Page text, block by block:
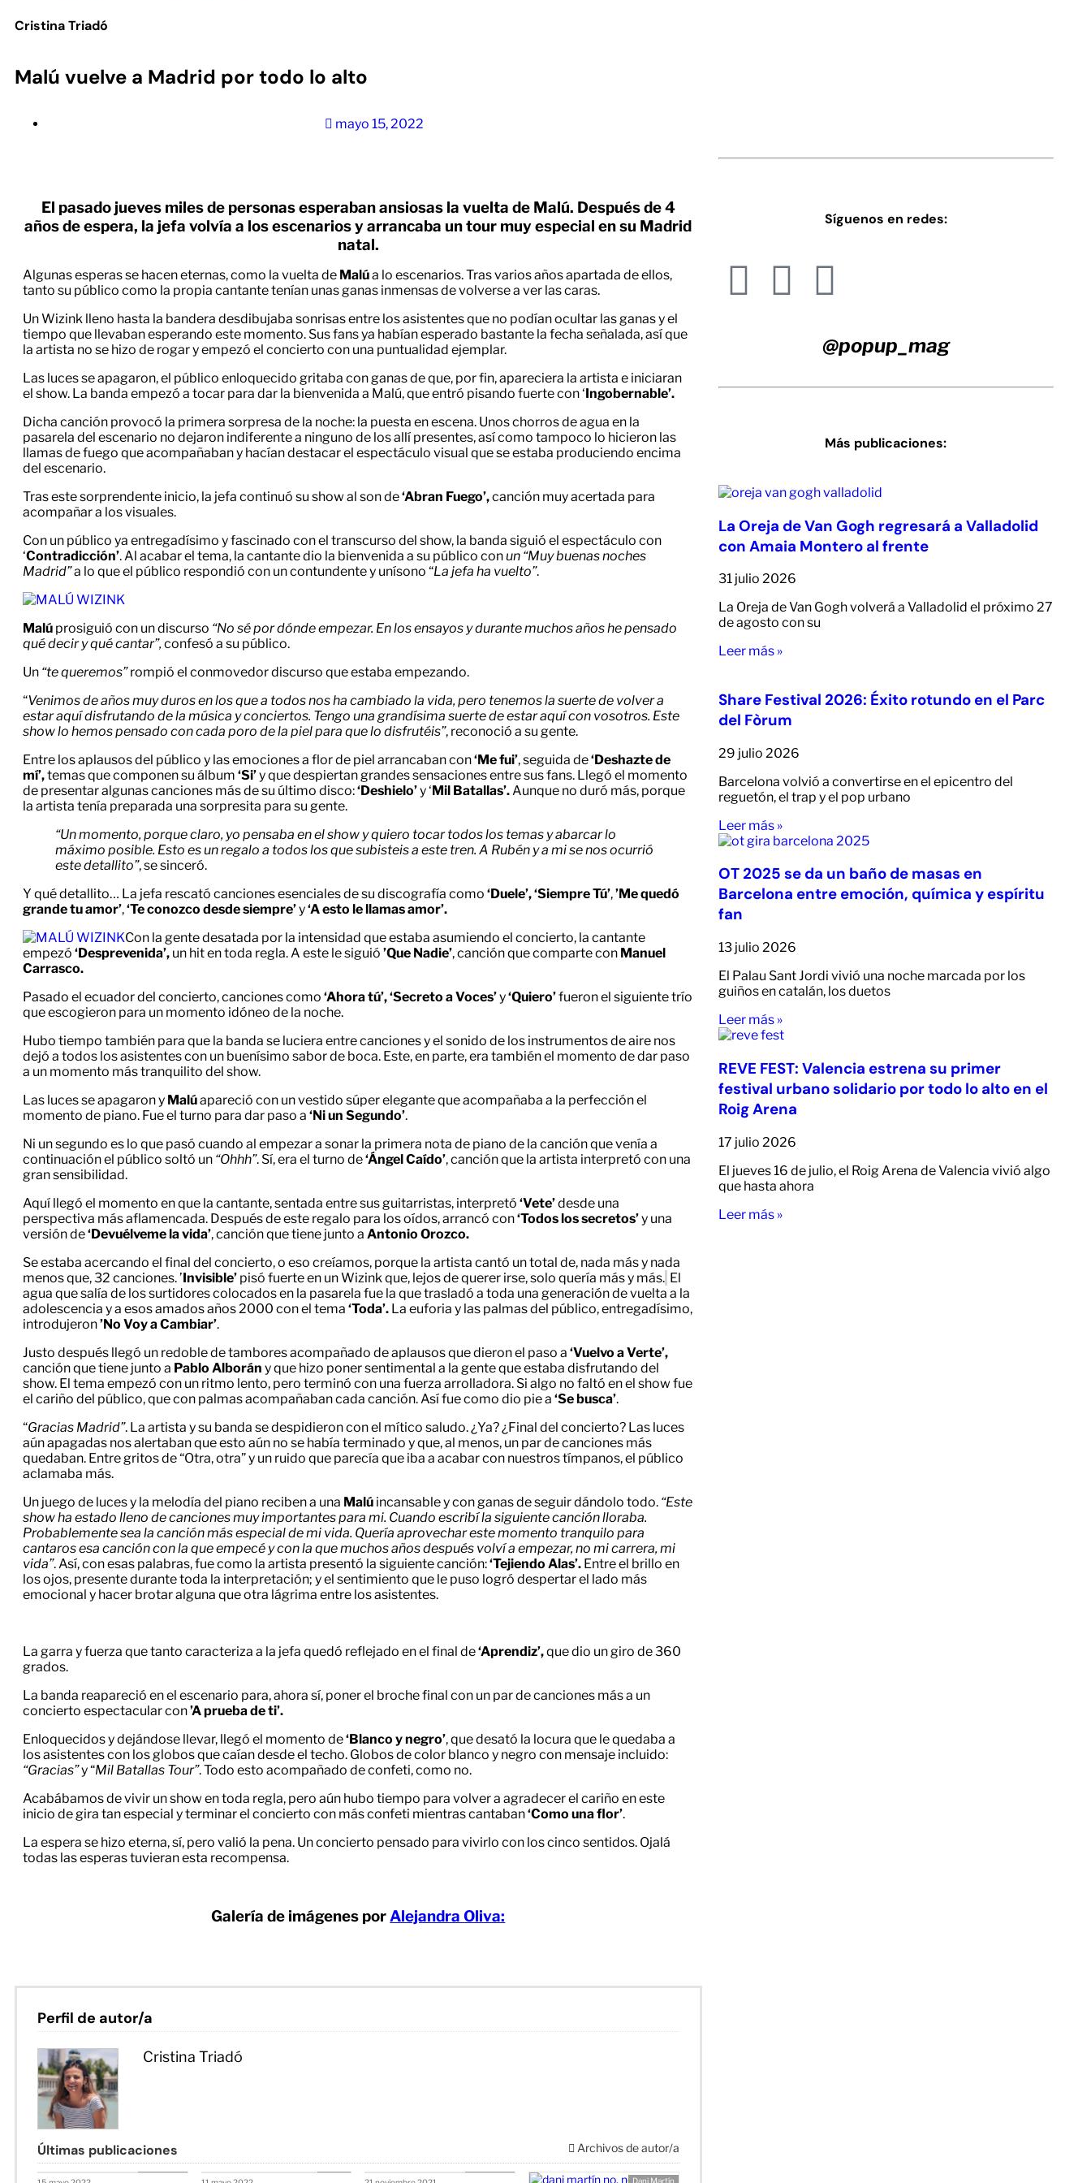
Cristina Triadó
Malú vuelve a Madrid por todo lo alto
mayo 15, 2022
El pasado jueves miles de personas esperaban ansiosas la vuelta de Malú. Después de 4
años de espera, la jefa volvía a los escenarios y arrancaba un tour muy especial en su Madrid
natal.
Algunas esperas se hacen eternas, como la vuelta de Malúa lo escenarios. Tras varios años apartada de ellos,
tanto su público como la propia cantante tenían unas ganas inmensas de volverse a ver las caras.
Un Wizink lleno hasta la bandera desdibujaba sonrisas entre los asistentes que no podían ocultar las ganas y el
tiempo que llevaban esperando este momento. Sus fans ya habían esperado bastante la fecha señalada, así que
la artista no se hizo de rogar y empezó el concierto con una puntualidad ejemplar.
Las luces se apagaron, el público enloquecido gritaba con ganas de que, por fin, apareciera la artista e iniciaran
el show. La banda empezó a tocar para dar la bienvenida a Malú, que entró pisando fuerte con ‘Ingobernable’.
Dicha canción provocó la primera sorpresa de la noche: la puesta en escena. Unos chorros de agua en la
pasarela del escenario no dejaron indiferente a ninguno de los allí presentes, así como tampoco lo hicieron las
llamas de fuego que acompañaban y hacían destacar el espectáculo visual que se estaba produciendo encima
del escenario.
Tras este sorprendente inicio, la jefa continuó su show al son de‘Abran Fuego’,canción muy acertada para
acompañar a los visuales.
Con un público ya entregadísimo y fascinado con el transcurso del show, la banda siguió el espectáculo con
‘Contradicción’. Al acabar el tema, la cantante dio la bienvenida a su público conun “Muy buenas noches
Madrid”a lo que el público respondió con un contundente y unísono “La jefa ha vuelto”.
Malú prosiguió con un discurso “No sé por dónde empezar. En los ensayos y durante muchos años he pensado
qué decir y qué cantar”,confesó a su público.
Un “te queremos”rompió el conmovedor discurso que estaba empezando.
“Venimos de años muy duros en los que a todos nos ha cambiado la vida, pero tenemos la suerte de volver a
estar aquí disfrutando de la música y conciertos. Tengo una grandísima suerte de estar aquí con vosotros. Este
show lo hemos pensado con cada poro de la piel para que lo disfrutéis”, reconoció a su gente.
Entre los aplausos del público y las emociones a flor de piel arrancaban con‘Me fui’, seguida de‘Deshazte de
mí’,temas que componen su álbum ‘Si’y que despiertan grandes sensaciones entre sus fans. Llegó el momento
de presentar algunas canciones más de su último disco:‘Deshielo’y ‘Mil Batallas’. Aunque no duró más, porque
la artista tenía preparada una sorpresita para su gente.
“Un momento, porque claro, yo pensaba en el show y quiero tocar todos los temas y abarcar lo
máximo posible. Esto es un regalo a todos los que subisteis a este tren. A Rubén y a mi se nos ocurrió
este detallito”, se sinceró.
Y qué detallito… La jefa rescató canciones esenciales de su discografía como ‘Duele’,‘Siempre Tú’,’Me quedó
grande tu amor’,‘Te conozco desde siempre’y‘A esto le llamas amor’.
Con la gente desatada por la intensidad que estaba asumiendo el concierto, la cantante
empezó ‘Desprevenida’, un hit en toda regla. A este le siguió ’Que Nadie’, canción que comparte con Manuel
Carrasco.
Pasado el ecuador del concierto, canciones como ‘Ahora tú’, ‘Secreto a Voces’y‘Quiero’fueron el siguiente trío
que escogieron para un momento idóneo de la noche.
Hubo tiempo también para que la banda se luciera entre canciones y el sonido de los instrumentos de aire nos
dejó a todos los asistentes con un buenísimo sabor de boca. Este, en parte, era también el momento de dar paso
a un momento más tranquilito del show.
Las luces se apagaron y Malúapareció con un vestido súper elegante que acompañaba a la perfección el
momento de piano. Fue el turno para dar paso a ‘Ni un Segundo’.
Ni un segundo es lo que pasó cuando al empezar a sonar la primera nota de piano de la canción que venía a
continuación el público soltó un “Ohhh”. Sí, era el turno de‘Ángel Caído’, canción que la artista interpretó con una
gran sensibilidad.
Aquí llegó el momento en que la cantante, sentada entre sus guitarristas, interpretó ‘Vete’desde una
perspectiva más aflamencada. Después de este regalo para los oídos, arrancó con‘Todos los secretos’y una
versión de‘Devuélveme la vida’, canción que tiene junto a Antonio Orozco.
Se estaba acercando el final del concierto, o eso creíamos, porque la artista cantó un total de, nada más y nada
menos que, 32 canciones. ’Invisible’ pisó fuerte en un Wizink que, lejos de querer irse, solo quería más y más. El
agua que salía de los surtidores colocados en la pasarela fue la que trasladó a toda una generación de vuelta a la
adolescencia y a esos amados años 2000 con el tema ‘Toda’. La euforia y las palmas del público, entregadísimo,
introdujeron’No Voy a Cambiar’.
Justo después llegó un redoble de tambores acompañado de aplausos que dieron el paso a ‘Vuelvo a Verte’,
canción que tiene junto a Pablo Alborán y que hizo poner sentimental a la gente que estaba disfrutando del
show. El tema empezó con un ritmo lento, pero terminó con una fuerza arrolladora. Si algo no faltó en el show fue
el cariño del público, que con palmas acompañaban cada canción. Así fue como dio pie a ‘Se busca’.
“Gracias Madrid”. La artista y su banda se despidieron con el mítico saludo. ¿Ya? ¿Final del concierto? Las luces
aún apagadas nos alertaban que esto aún no se había terminado y que, al menos, un par de canciones más
quedaban. Entre gritos de “Otra, otra” y un ruido que parecía que iba a acabar con nuestros tímpanos, el público
aclamaba más.
Un juego de luces y la melodía del piano reciben a una Malú incansable y con ganas de seguir dándolo todo. “Este
show ha estado lleno de canciones muy importantes para mi. Cuando escribí la siguiente canción lloraba.
Probablemente sea la canción más especial de mi vida. Quería aprovechar este momento tranquilo para
cantaros esa canción con la que empecé y con la que muchos años después volví a empezar, no mi carrera, mi
vida”. Así, con esas palabras, fue como la artista presentó la siguiente canción:‘Tejiendo Alas’. Entre el brillo en
los ojos, presente durante toda la interpretación; y el sentimiento que le puso logró despertar el lado más
emocional y hacer brotar alguna que otra lágrima entre los asistentes.
La garra y fuerza que tanto caracteriza a la jefa quedó reflejado en el final de‘Aprendiz’,que dio un giro de 360
grados.
La banda reapareció en el escenario para, ahora sí, poner el broche final con un par de canciones más a un
concierto espectacular con’A prueba de ti’.
Enloquecidos y dejándose llevar, llegó el momento de‘Blanco y negro’, que desató la locura que le quedaba a
los asistentes con los globos que caían desde el techo. Globos de color blanco y negro con mensaje incluido:
“Gracias”y “Mil Batallas Tour”. Todo esto acompañado de confeti, como no.
Acabábamos de vivir un show en toda regla, pero aún hubo tiempo para volver a agradecer el cariño en este
inicio de gira tan especial y terminar el concierto con más confeti mientras cantaban‘Como una flor’.
La espera se hizo eterna, sí, pero valió la pena. Un concierto pensado para vivirlo con los cinco sentidos. Ojalá
todas las esperas tuvieran esta recompensa.
Galería de imágenes porAlejandra Oliva:
Perfil de autor/a
Cristina Triadó
Últimas publicaciones Archivos de autor/a
Conciertos
Galería
Conciertos
Dani Martín
Síguenos en redes:
@popup_mag
Más publicaciones:
La Oreja de Van Gogh regresará a Valladolid
con Amaia Montero al frente
31 julio 2026
La Oreja de Van Gogh volverá a Valladolid el próximo 27
de agosto con su
Leer más »
Share Festival 2026: Éxito rotundo en el Parc
del Fòrum
29 julio 2026
Barcelona volvió a convertirse en el epicentro del
reguetón, el trap y el pop urbano
Leer más »
OT 2025 se da un baño de masas en
Barcelona entre emoción, química y espíritu
fan
13 julio 2026
El Palau Sant Jordi vivió una noche marcada por los
guiños en catalán, los duetos
Leer más »
REVE FEST: Valencia estrena su primer
festival urbano solidario por todo lo alto en el
Roig Arena
17 julio 2026
El jueves 16 de julio, el Roig Arena de Valencia vivió algo
que hasta ahora
Leer más »